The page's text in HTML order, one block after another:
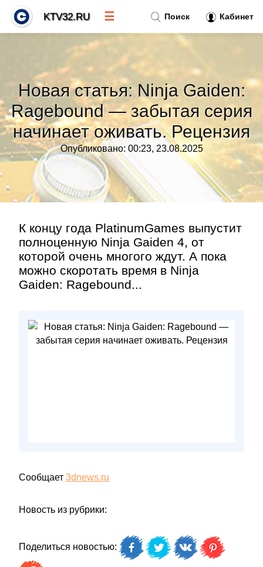
Новая статья: Ninja Gaiden:
Ragebound — забытая серия
начинает оживать. Рецензия
Опубликовано: 00:23, 23.08.2025
К концу года PlatinumGames выпустит
полноценную Ninja Gaiden 4, от
которой очень многого ждут. А пока
можно скоротать время в Ninja
Gaiden: Ragebound...
Сообщает 3dnews.ru
Новость из рубрики:
Поделиться новостью:
Поиск Кабинет
KTV32.RU ☰
Тренды новостей»
Рубрики»
Правила
Контакт»